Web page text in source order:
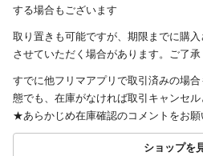
する場合もございます
取り置きも可能ですが、期限までに購
させていただく場合があります。ご了
すでに他フリマアプリで取引済みの場
態でも、在庫がなければ取引キャンセル
★あらかじめ在庫確認のコメントをお願
ショップを